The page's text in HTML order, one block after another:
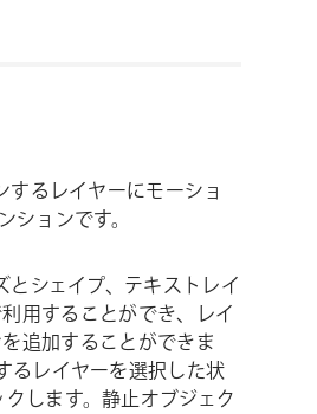
るレイヤーにモーショ
ョンです。
シェイプ、テキストレイ
用することができ、レイ
追加することができま
るレイヤーを選択した状
します。静止オブジェク